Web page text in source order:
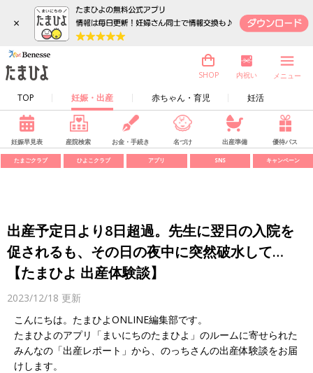
×
TOP 妊娠・出産 赤ちゃん・育児 妊活
SHOP 内祝い メニュー
妊娠早見表 産院検索 お金・手続き 名づけ 出産準備 優待パス
たまごクラブ ひよこクラブ アプリ SNS キャンペーン
出産予定日より8日超過。先生に翌日の入院を
促されるも、その日の夜中に突然破水して…
【たまひよ 出産体験談】
2023/12/18 更新
こんにちは。たまひよONLINE編集部です。
たまひよのアプリ「まいにちのたまひよ」のルームに寄せられた
みんなの「出産レポート」から、のっちさんの出産体験談をお届
けします。